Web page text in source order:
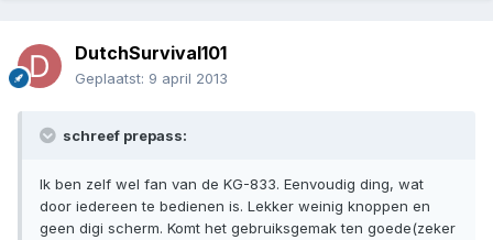
DutchSurvival101
Geplaatst: 9 april 2013
schreef prepass:
Ik ben zelf wel fan van de KG-833. Eenvoudig ding, wat
door iedereen te bedienen is. Lekker weinig knoppen en
geen digi scherm. Komt het gebruiksgemak ten goede(zeker